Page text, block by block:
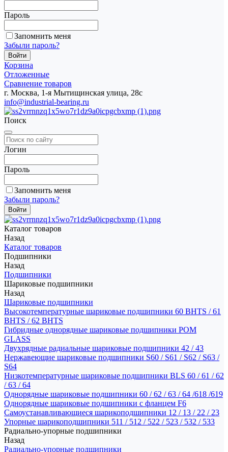
Пароль
Запомнить меня
Забыли пароль?
Корзина
Отложенные
Сравнение товаров
г. Москва, 1-я Мытищинская улица, 28с
info@industrial-bearing.ru
Поиск
Логин
Пароль
Запомнить меня
Забыли пароль?
Каталог товаров
Назад
Каталог товаров
Подшипники
Назад
Подшипники
Шариковые подшипники
Назад
Шариковые подшипники
Высокотемпературные шариковые подшипники 60 BHTS / 61
BHTS / 62 BHTS
Гибридные однорядные шариковые подшипники POM
GLASS
Двухрядные радиальные шариковые подшипники 42 / 43
Нержавеющие шариковые подшипники S60 / S61 / S62 / S63 /
S64
Низкотемпературные шариковые подшипники BLS 60 / 61 / 62
/ 63 / 64
Однорядные шариковые подшипники 60 / 62 / 63 / 64 /618 /619
Однорядные шариковые подшипники с фланцем F6
Самоустанавливающиеся шарикоподшипники 12 / 13 / 22 / 23
Упорные шарикоподшипники 511 / 512 / 522 / 523 / 532 / 533
Радиально-упорные подшипники
Назад
Радиально-упорные подшипники